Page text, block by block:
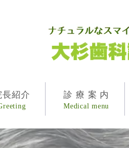
長紹介 診療案内
Medical menu